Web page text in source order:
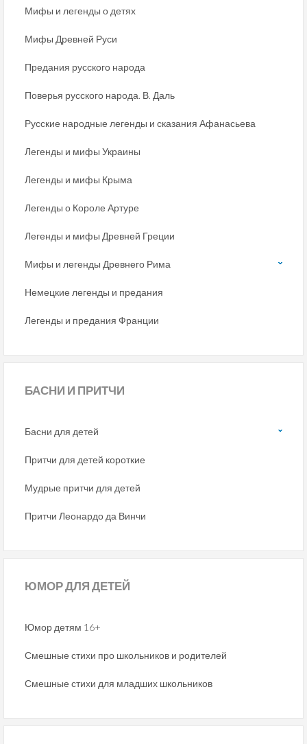
Мифы и легенды о детях
Мифы Древней Руси
Предания русского народа
Поверья русского народа. В. Даль
Русские народные легенды и сказания Афанасьева
Легенды и мифы Украины
Легенды и мифы Крыма
Легенды о Короле Артуре
Легенды и мифы Древней Греции
Мифы и легенды Древнего Рима
Немецкие легенды и предания
Легенды и предания Франции
БАСНИ И ПРИТЧИ
Басни для детей
Притчи для детей короткие
Мудрые притчи для детей
Притчи Леонардо да Винчи
ЮМОРДЛЯ ДЕТЕЙ
Юмор детям 16+
Смешные стихи про школьников и родителей
Смешные стихи для младших школьников